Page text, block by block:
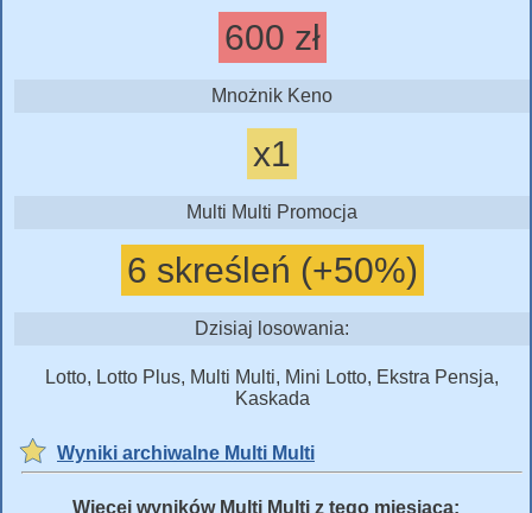
600 zł
Mnożnik Keno
x1
Multi Multi Promocja
6 skreśleń (+50%)
Dzisiaj losowania:
Lotto, Lotto Plus, Multi Multi, Mini Lotto, Ekstra Pensja,
Kaskada
Wyniki archiwalne Multi Multi
Więcej wyników Multi Multi z tego miesiąca: